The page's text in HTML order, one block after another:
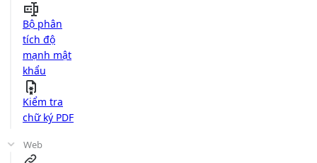
Bộ phân
tích độ
mạnh mật
khẩu
Kiểm tra
chữ ký PDF
Web